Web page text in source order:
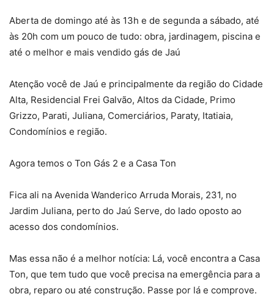
Aberta de domingo até às 13h e de segunda a sábado, até
às 20h com um pouco de tudo: obra, jardinagem, piscina e
até o melhor e mais vendido gás de Jaú
Atenção você de Jaú e principalmente da região do Cidade
Alta, Residencial Frei Galvão, Altos da Cidade, Primo
Grizzo, Parati, Juliana, Comerciários, Paraty, Itatiaia,
Condomínios e região.
Agora temos o Ton Gás 2 e a Casa Ton
Fica ali na Avenida Wanderico Arruda Morais, 231, no
Jardim Juliana, perto do Jaú Serve, do lado oposto ao
acesso dos condomínios.
Mas essa não é a melhor notícia: Lá, você encontra a Casa
Ton, que tem tudo que você precisa na emergência para a
obra, reparo ou até construção. Passe por lá e comprove.